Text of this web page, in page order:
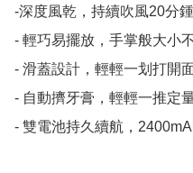
-深度風乾，持續吹風20分
- 輕巧易擺放，手掌般大小
- 滑蓋設計，輕輕一划打開
- 自動擠牙膏，輕輕一推定
- 雙電池持久續航，